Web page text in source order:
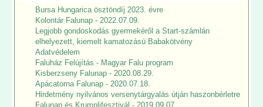
Bursa Hungarica ösztöndíj 2023. évre
Kolontár Falunap - 2022.07.09.
Legjobb gondoskodás gyermekéről a Start-számlán
elhelyezett, kiemelt kamatozású Babakötvény
Adatvédelem
Faluház Felújítás - Magyar Falu program
Kisberzseny Falunap - 2020.08.29.
Apácatorna Falunap - 2020.07.18.
Hirdetmény nyilvános versenytárgyalás útján haszonbérletre
Falunap és Krumplifesztivál - 2019.09.07.